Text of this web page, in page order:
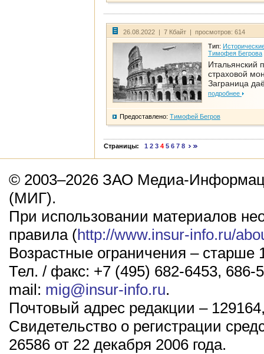
26.08.2022 | 7 Кбайт | просмотров: 614
Тип:
Тимофея Бегрова
Итальянский
страховой
Заграница
подробнее
Предоставлено: Тимофей Бегров
Страницы: 1 2 3 4 5 6 7 8
© 2003–2026 ЗАО Медиа-
(МИГ).
При использовании материалов
правила (http://www.insur-info.ru/
Возрастные ограничения – старше
Тел. / факс: +7 (495) 682-6453, 686-
mail: mig@insur-info.ru.
Почтовый адрес редакции –
Свидетельство о регистрации
26586 от 22 декабря 2006 года.